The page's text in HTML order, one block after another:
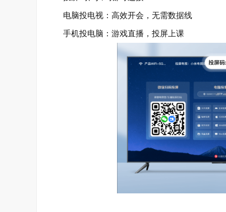
电脑投电视：高效开会，无需数据线
手机投电脑：游戏直播，投屏上课